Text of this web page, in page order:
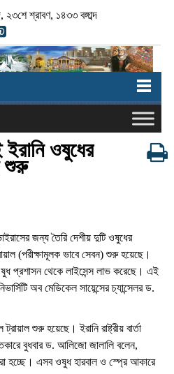
শ্রাবণ, ১৪৩৩ বঙ্গাব্দ
ওষুধের
শুরু
জন্য তৈরি দেশীয় দুটি ওষুধের
(পরীক্ষামূলক ভাবে সেবন) শুরু হয়েছে।
প্রশাসন থেকে লাইসেন্স লাভ করেছে। এই
অব মেডিকেল সায়েন্সের চ্যান্সেলর ড.
শুরু হয়েছে। ইরানি রাষ্ট্রীয় বার্তা
বুধবার ড. আলিজো জালালি বলেন,
হচ্ছে। এসব ওষুধ হারবাল ও স্প্রে আকারে